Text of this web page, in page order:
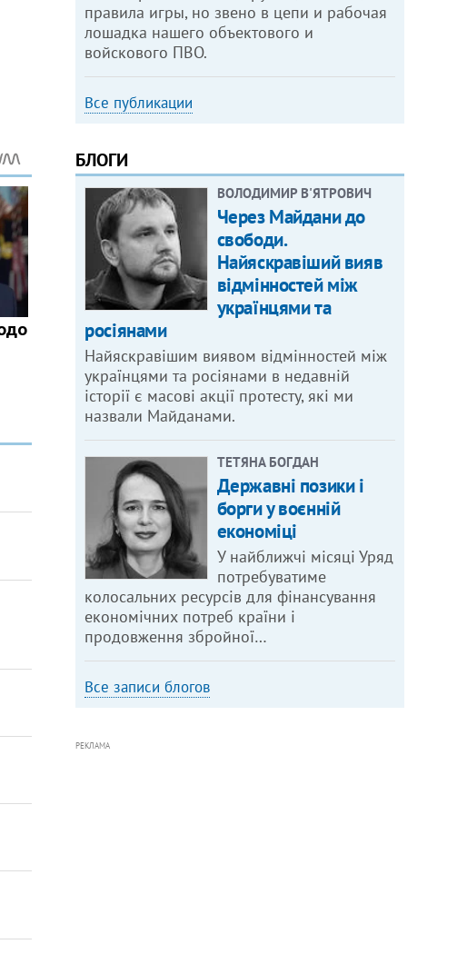
правила игры, но звено в цепи и рабочая
лошадка нашего объектового и
войскового ПВО.
Все публикации
БЛОГИ
ВОЛОДИМИР В'ЯТРОВИЧ
Через Майдани до
свободи.
Найяскравіший вияв
відмінностей між
українцями та
росіянами
Найяскравішим виявом відмінностей між
українцями та росіянами в недавній
історії є масові акції протесту, які ми
назвали Майданами.
ТЕТЯНА БОГДАН
Державні позики і
борги у воєнній
економіці
У найближчі місяці Уряд
потребуватиме
колосальних ресурсів для фінансування
економічних потреб країни і
продовження збройної…
Все записи блогов
РЕКЛАМА